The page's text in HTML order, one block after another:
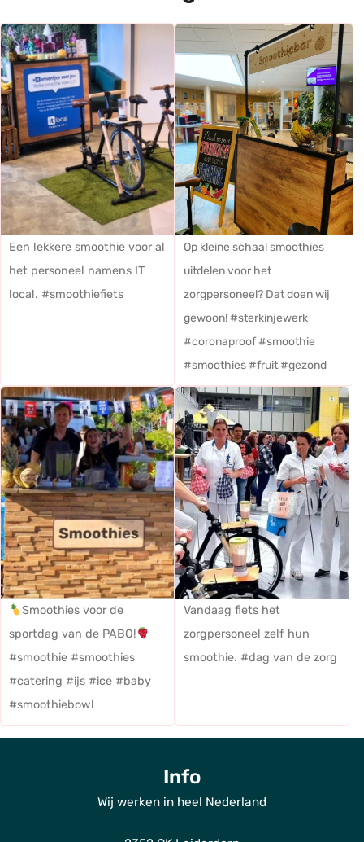
Een lekkere smoothie voor al
het personeel namens IT
local. #smoothiefiets
Op kleine schaal smoothies
uitdelen voor het
zorgpersoneel? Dat doen wij
gewoon! #sterkinjewerk
#coronaproof #smoothie
#smoothies #fruit #gezond
Smoothies voor de
sportdag van de PABO!
#smoothie #smoothies
#catering #ijs #ice #baby
#smoothiebowl
Vandaag fiets het
zorgpersoneel zelf hun
smoothie. #dag van de zorg
Info
Wij werken in heel Nederland